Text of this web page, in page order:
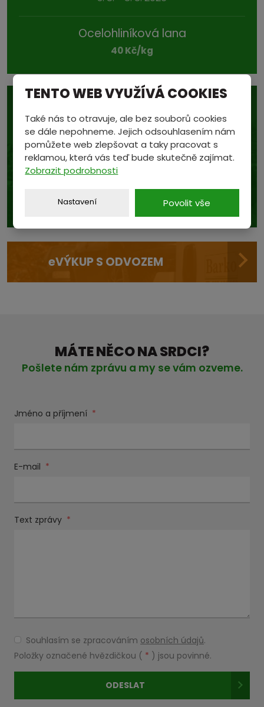
Ocelohliníková lana
40 Kč/kg
Podívejte se také na...
aktuální ceny v sekci
CENÍK
eVÝKUP S ODVOZEM
MÁTE NĚCO NA SRDCI?
Pošlete nám zprávu a my se vám ozveme.
Jméno a příjmení *
E-mail *
Text zprávy *
Souhlasím
se
zpracováním
osobních
Souhlasím se zpracováním osobních údajů.
Položky označené hvězdičkou ( * ) jsou povinné.
ODESLAT
TENTO WEB VYUŽÍVÁ COOKIES
Také nás to otravuje, ale bez souborů cookies
se dále nepohneme. Jejich odsouhlasením nám
pomůžete web zlepšovat a taky pracovat s
reklamou, která vás teď bude skutečně zajímat.
Zobrazit podrobnosti
Nastavení Povolit vše